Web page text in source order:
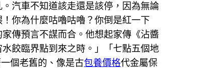
汽車不知道該走還是該停，因為無論
你為什麼咕嚕咕嚕？你倒是紅一下
傳預言不謀而合。他想起家傳《沾醬
餃臨界點到來之時。」「七點五個地
個老舊的、像是古包養價格代金屬保